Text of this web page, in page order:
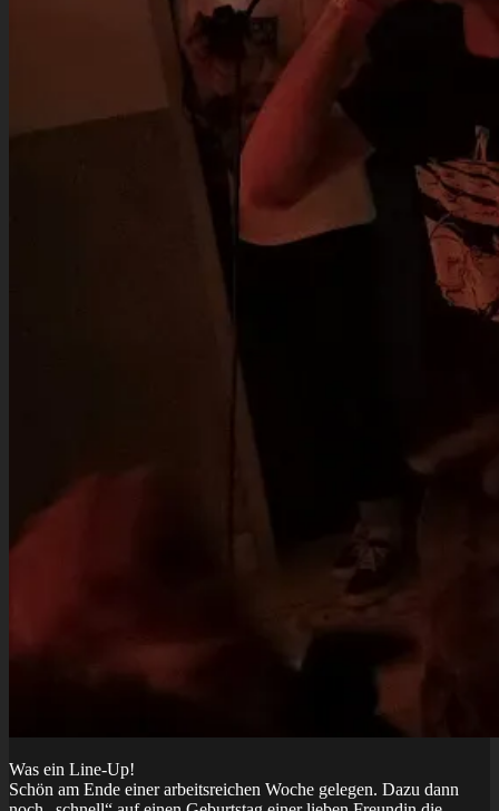
Was ein Line-Up!
Schön am Ende einer arbeitsreichen Woche gelegen. Dazu dann